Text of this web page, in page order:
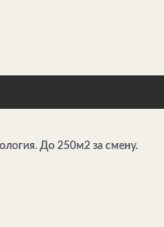
До 250м2 за смену.